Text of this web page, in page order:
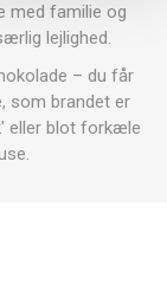
med familie og
lejlighed.
– du får
som brandet er
eller blot forkæle